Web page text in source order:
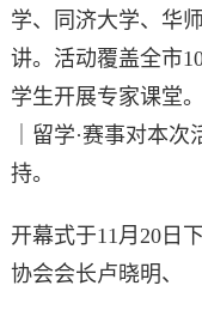
学、同济大学、华
讲。活动覆盖全市
学生开展专家课堂
｜留学·赛事对本
持。
开幕式于11月20日
协会会长卢晓明、